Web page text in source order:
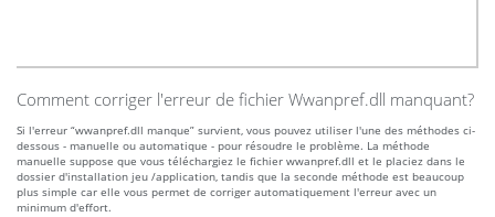
Comment corriger l'erreur de fichier Wwanpref.dll manquant?
Si l'erreur “wwanpref.dll manque” survient, vous pouvez utiliser l'une des méthodes ci-
dessous - manuelle ou automatique - pour résoudre le problème. La méthode
manuelle suppose que vous téléchargiez le fichier wwanpref.dll et le placiez dans le
dossier d'installation jeu /application, tandis que la seconde méthode est beaucoup
plus simple car elle vous permet de corriger automatiquement l'erreur avec un
minimum d'effort.